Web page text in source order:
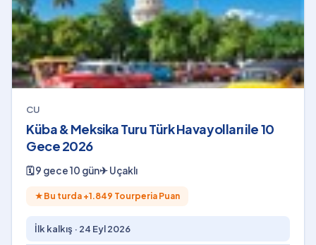
CU
Küba & Meksika Turu Türk Havayolları ile 10
Gece 2026
🗓9 gece 10 gün✈Uçaklı
★ Bu turda +1.849 Tourperia Puan
İlk kalkış · 24 Eyl 2026